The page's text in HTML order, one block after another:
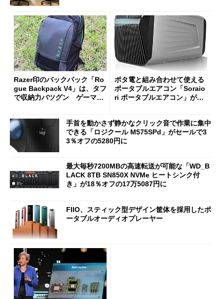
Razer印のバックパック「Ro
gue Backpack V4」は、タフ
で収納力バツグン ゲーマー
ポタ電と組み合わせて使える
ポータブルエアコン「Soraio
ri ポータブルエアコン」がセ
手首を動かさず静かなクリック音で作業に集中
できる「ロジクール M575SPd」がセールで3
3％オフの5280円に
最大毎秒7200MBの高速転送が可能な「WD_B
LACK 8TB SN850X NVMe ヒートシンク付
き」が18％オフの17万5087円に
FIIO、スティック型デザイン筐体を採用したポ
ータブルオーディオプレーヤー